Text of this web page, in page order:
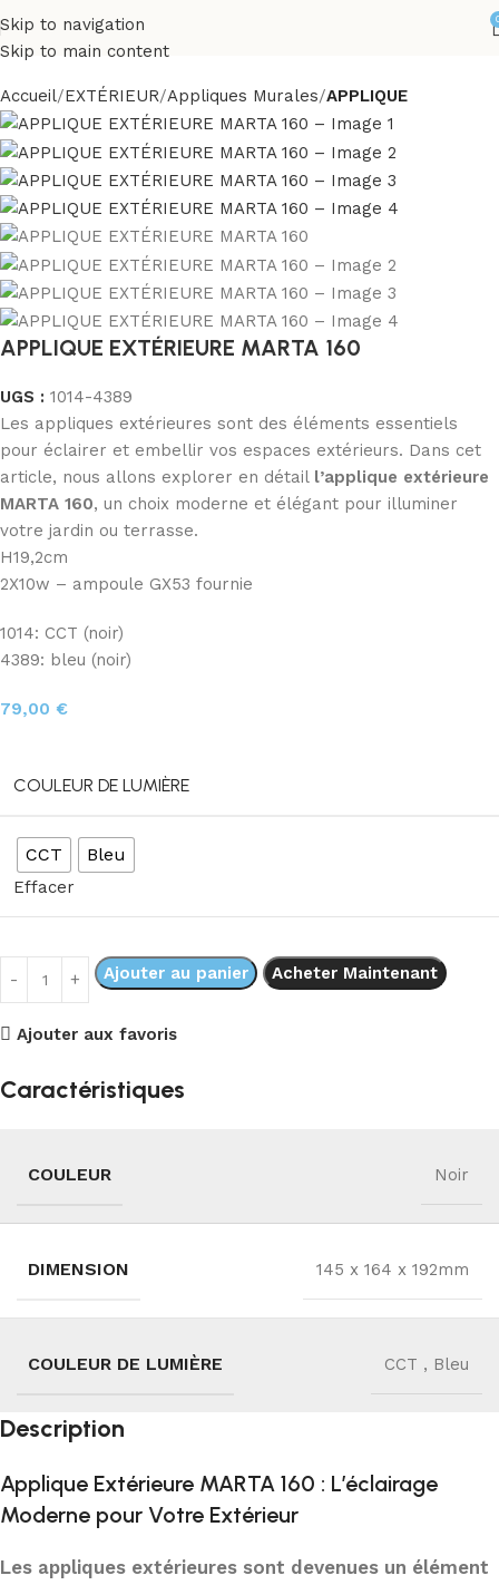
Skip to navigation
Skip to main content
Accueil EXTÉRIEUR Appliques Murales APPLIQUE
APPLIQUE EXTÉRIEURE MARTA 160
UGS : 1014-4389
Les appliques extérieures sont des éléments essentiels
pour éclairer et embellir vos espaces extérieurs. Dans cet
article, nous allons explorer en détail l’applique extérieure
MARTA 160, un choix moderne et élégant pour illuminer
votre jardin ou terrasse.
H19,2cm
2X10w – ampoule GX53 fournie
1014: CCT (noir)
4389: bleu (noir)
79,00 €
COULEUR DE LUMIÈRE
CCT Bleu
Effacer
Ajouter au panier Acheter Maintenant
Ajouter aux favoris
Caractéristiques
COULEUR Noir
DIMENSION 145 x 164 x 192mm
COULEUR DE LUMIÈRE CCT , Bleu
Description
Applique Extérieure MARTA 160 : L’éclairage
Moderne pour Votre Extérieur
Les appliques extérieures sont devenues un élément